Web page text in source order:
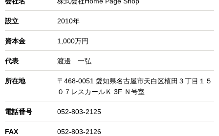
設立 2010年
資本金 1,000万円
代表 渡邊 一弘
所在地
〒468-0051 愛知県名古屋市天白区植田３丁目１５
０７レスカールＫ 3F Ｎ号室
電話番号 052-803-2125
FAX 052-803-2126